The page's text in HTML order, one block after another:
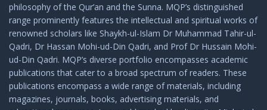
philosophy of the Qur’an and the Sunna. MQP’s distinguished
range prominently features the intellectual and spiritual works of
renowned scholars like Shaykh-ul-Islam Dr Muhammad Tahir-ul-
Qadri, Dr Hassan Mohi-ud-Din Qadri, and Prof Dr Hussain Mohi-
ud-Din Qadri. MQP’s diverse portfolio encompasses academic
publications that cater to a broad spectrum of readers. These
publications encompass a wide range of materials, including
magazines, journals, books, advertising materials, and